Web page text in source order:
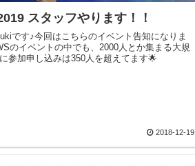
スタッフやります！！
です♪今回はこちらのイベント告知になりま
参加申し込みは350人を超えてます🌟
2018-12-19